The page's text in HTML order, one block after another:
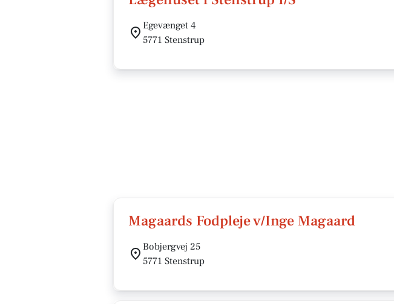
Egevænget 4
5771 Stenstrup
Magaards Fodpleje v/Inge Magaard
Bobjergvej 25
5771 Stenstrup